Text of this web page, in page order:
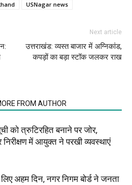
USNagar news
Next article
उत्तराखंड: व्यस्त बाजार में अग्निकांड,
कपड़ों का बड़ा स्टॉक जलकर राख
FROM AUTHOR
को त्रुटिरहित बनाने पर जोर,
में आयुक्त ने परखी व्यवस्थाएं
लिए अहम दिन, नगर निगम बोर्ड ने जनता